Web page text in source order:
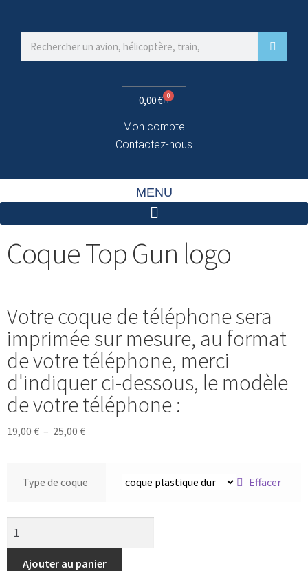
0,00€ 0
Mon compte
Contactez-nous
MENU
Coque Top Gun logo
Votre coque de téléphone sera
imprimée sur mesure, au format
de votre téléphone, merci
d'indiquer ci-dessous, le modèle
de votre téléphone :
19,00 € – 25,00 €
Type de coque Effacer
Ajouter au panier